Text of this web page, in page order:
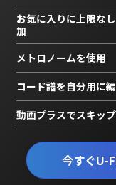
今すぐU-
お気に入りに上限な
加
メトロノームを使用
コード譜を自分用に
動画プラスでスキッ